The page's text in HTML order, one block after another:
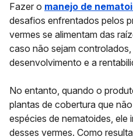
Fazer o manejo de
desafios enfrentados pelos
vermes se alimentam das
caso não sejam
desenvolvimento e a
No entanto, quando o
plantas de cobertura que
espécies de nematoides,
desses vermes. Como